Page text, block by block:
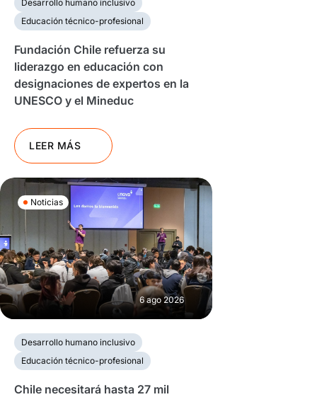
Desarrollo humano inclusivo
Educación técnico-profesional
Fundación Chile refuerza su
liderazgo en educación con
designaciones de expertos en la
UNESCO y el Mineduc
LEER MÁS
Noticias
6 ago 2026
Desarrollo humano inclusivo
Educación técnico-profesional
Chile necesitará hasta 27 mil